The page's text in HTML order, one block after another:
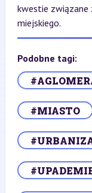
kwestie związane
miejskiego.
Podobne tagi:
#MIASTO